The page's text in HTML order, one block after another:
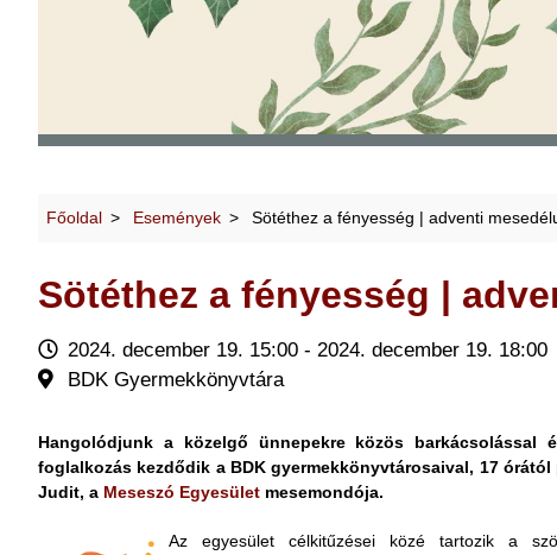
Főoldal Események Sötéthez a fényesség | adventi
Sötéthez a fényesség |
2024. december 19. 15:00 - 2024. december 19. 18:00
BDK Gyermekkönyvtára
Hangolódjunk a közelgő ünnepekre közös barkácsolással
foglalkozás kezdődik a BDK gyermekkönyvtárosaival, 17
Judit, a Meseszó Egyesület mesemondója.
Az egyesület célkitűzései közé tartozik a